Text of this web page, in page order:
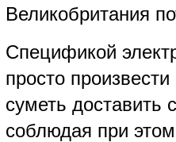
Великобритания
Спецификой
просто
суметь
соблюдая при